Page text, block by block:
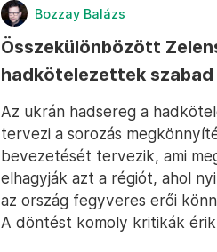
Bozzay Balázs
Összekülönbözött
hadkötelezettek
Az ukrán hadsereg a
tervezi a sorozás
bevezetését tervezik, ami
elhagyják azt a régiót, ahol
az ország fegyveres erői
A döntést komoly kritikák